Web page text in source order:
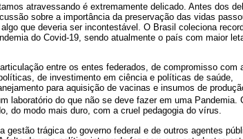
atravessando é extremamente delicado. Antes dos
sobre a importância da preservação das vidas
que deveria ser incontestável. O Brasil coleciona
do Covid-19, sendo atualmente o país com maior
entre os entes federados, de compromisso com
de investimento em ciência e políticas de saúde,
para aquisição de vacinas e insumos de
laboratório do que não se deve fazer em uma Pandemia.
do modo mais duro, com a cruel pedagogia do vírus.
gestão trágica do governo federal e de outros agentes